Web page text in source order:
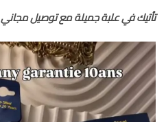
تأتيك في علبة جميلة مع توصيل مجاني